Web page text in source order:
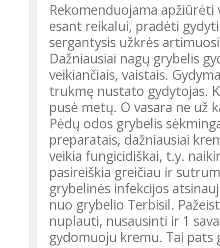
Rekomenduojama
esant reikalui, pradėti
sergantysis užkrės
Dažniausiai nagų grybelis
veikiančiais, vaistais.
trukmę nustato gydytojas.
pusė metų. O vasara ne už
Pėdų odos grybelis
preparatais, dažniausiai
veikia fungicidiškai, t.y.
pasireiškia greičiau ir
grybelinės infekcijos
nuo grybelio Terbisil.
nuplauti, nusausinti ir 1
gydomuoju kremu. Tai pats